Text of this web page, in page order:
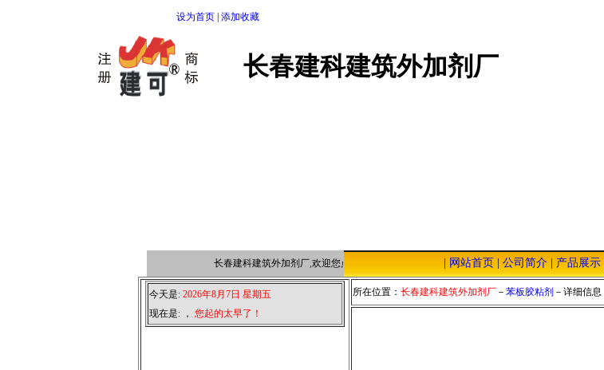
设为首页 添加收藏
长春建科建筑外加剂厂,欢迎您点击本站，我们将以优质的服务，低廉的价格，恭迎您的光临！
网站首页| 公司简介| 产品展示|
长春建科建筑外加剂厂
今天是: 2026年8月7日 星期五
现在是: ， 您起的太早了！
所在位置： 长春建科建筑外加剂厂 － 苯板胶粘剂 －详细信息